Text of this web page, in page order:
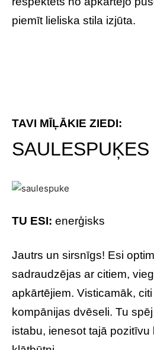
piemīt lieliska stila izjūta.
TAVI MĪĻĀKIE ZIEDI:
SAULESPUĶES
TU ESI: enerģisks
Jautrs un sirsnīgs! Esi
sadraudzējas ar citiem,
apkārtējiem. Visticamāk,
kompānijas dvēseli. Tu
istabu, ienesot tajā